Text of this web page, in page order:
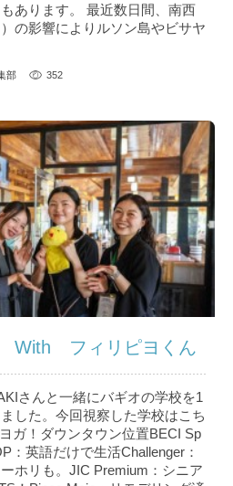
あります。 最近数日間、南西
の影響によりルソン島やビサヤ
部 352
With フィリピヨくん
さんと一緒にバギオの学校を1
した。今回視察した学校はこち
ガ！ダウンタウン位置BECI Sp
：英語だけで生活Challenger：
ホリも。JIC Premium：シニア